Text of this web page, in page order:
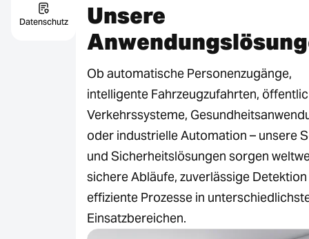
Datenschutz
Unsere
Ob automatische Personenzugänge,
intelligente Fahrzeugzufahrten,
Verkehrssysteme,
oder industrielle Automation – unsere
und Sicherheitslösungen sorgen
sichere Abläufe, zuverlässige
effiziente Prozesse in
Einsatzbereichen.